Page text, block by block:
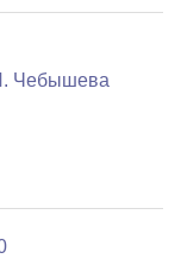
Чебышева